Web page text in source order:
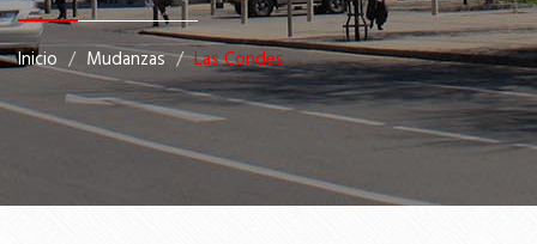
Inicio Mudanzas Las Condes